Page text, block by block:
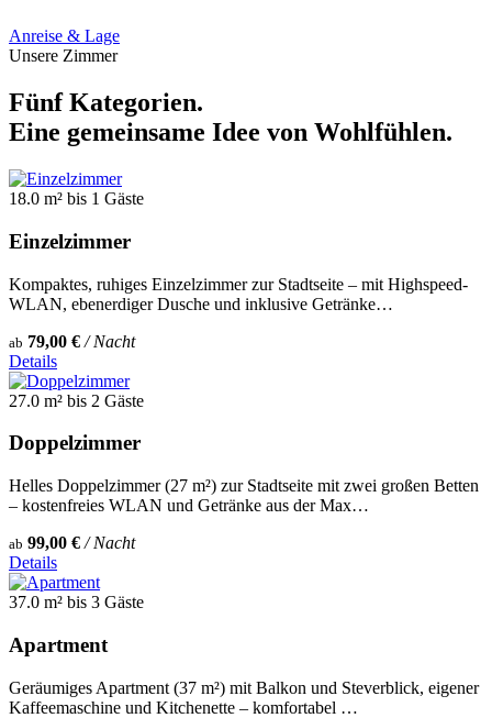
Anreise & Lage
Unsere Zimmer
Fünf Kategorien.
Eine gemeinsame Idee von Wohlfühlen.
18.0 m² bis 1 Gäste
Einzelzimmer
Kompaktes, ruhiges Einzelzimmer zur Stadtseite – mit Highspeed-
WLAN, ebenerdiger Dusche und inklusive Getränke…
ab 79,00 € / Nacht
Details
27.0 m² bis 2 Gäste
Doppelzimmer
Helles Doppelzimmer (27 m²) zur Stadtseite mit zwei großen Betten
– kostenfreies WLAN und Getränke aus der Max…
ab 99,00 € / Nacht
Details
37.0 m² bis 3 Gäste
Apartment
Geräumiges Apartment (37 m²) mit Balkon und Steverblick, eigener
Kaffeemaschine und Kitchenette – komfortabel …